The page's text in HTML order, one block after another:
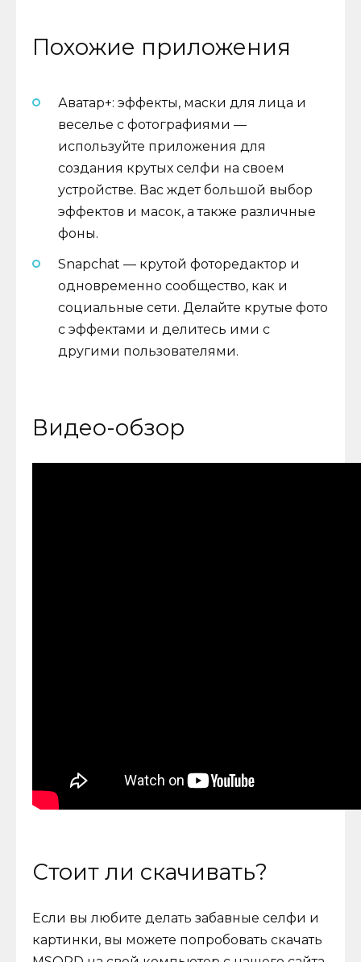
Похожие приложения
Аватар+: эффекты, маски для лица и
веселье с фотографиями —
используйте приложения для
создания крутых селфи на своем
устройстве. Вас ждет большой выбор
эффектов и масок, а также различные
фоны.
Snapchat — крутой фоторедактор и
одновременно сообщество, как и
социальные сети. Делайте крутые фото
с эффектами и делитесь ими с
другими пользователями.
Видео-обзор
Стоит ли скачивать?
Если вы любите делать забавные селфи и
картинки, вы можете попробовать скачать